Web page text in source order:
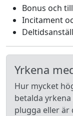
Bonus och
Incitament
Yrkena
Hur mycket
betalda
plugga eller är